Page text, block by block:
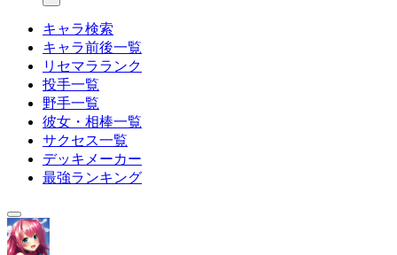
キャラ検索
キャラ前後一覧
リセマラランク
投手一覧
野手一覧
彼女・相棒一覧
サクセス一覧
デッキメーカー
最強ランキング